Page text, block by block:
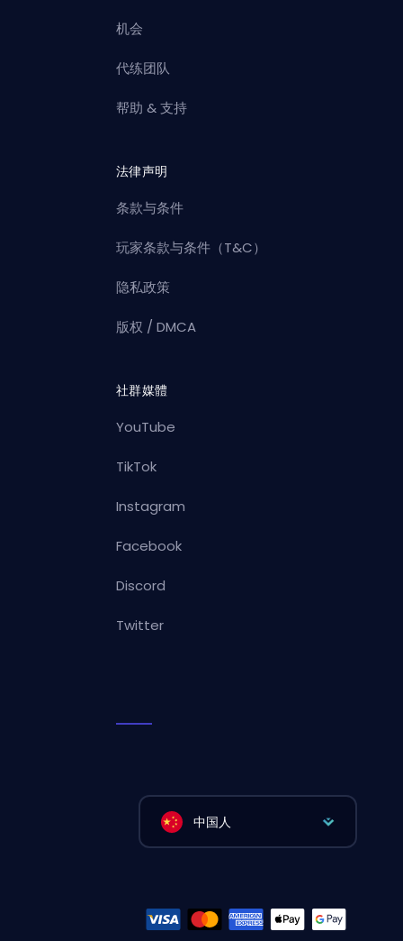
机会
代练团队
帮助 & 支持
法律声明
条款与条件
玩家条款与条件（T&C）
隐私政策
版权 / DMCA
社群媒體
YouTube
TikTok
Instagram
Facebook
Discord
Twitter
中国人